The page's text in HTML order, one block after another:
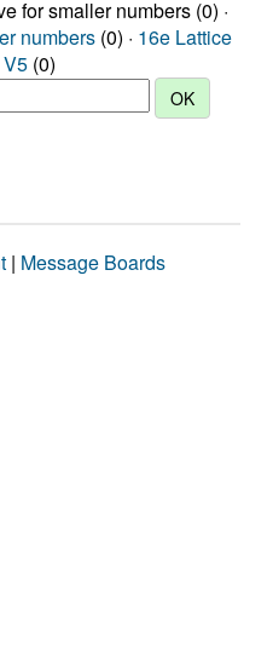
for smaller numbers (0) ·
numbers (0) · 16e Lattice
(0)
| Message Boards